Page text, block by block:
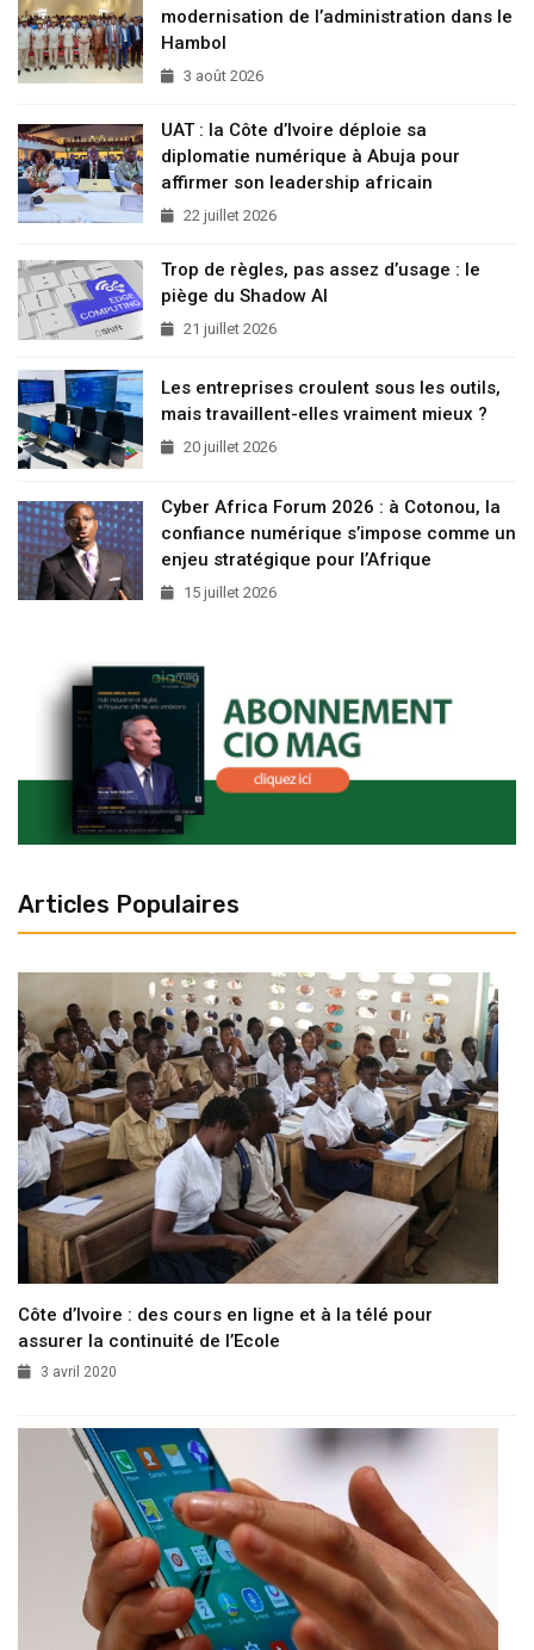
modernisation de l’administration dans le
Hambol
3 août 2026
UAT : la Côte d’Ivoire déploie sa
diplomatie numérique à Abuja pour
affirmer son leadership africain
22 juillet 2026
Trop de règles, pas assez d’usage : le
piège du Shadow AI
21 juillet 2026
Les entreprises croulent sous les outils,
mais travaillent-elles vraiment mieux ?
20 juillet 2026
Cyber Africa Forum 2026 : à Cotonou, la
confiance numérique s’impose comme un
enjeu stratégique pour l’Afrique
15 juillet 2026
Articles Populaires
Côte d’Ivoire : des cours en ligne et à la télé pour
assurer la continuité de l’Ecole
3 avril 2020